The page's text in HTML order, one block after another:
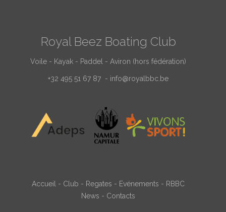
Royal Beez Boating Club
Voile - Kayak - Paddel - Aviron (hors fédération)
+32 495 51 67 87 - info@royalbbc.be
Accueil - Club - Regates - Evénements - RBBC
News - Contacts